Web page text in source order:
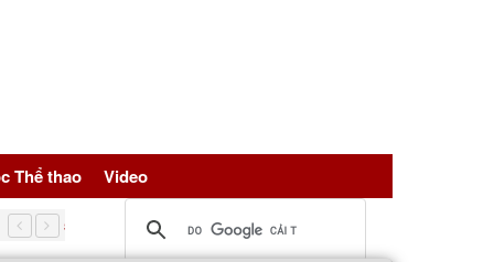
Thể thao Video
5 nguồn đạm vàng giúp trẻ hóa tế bài, bảo vệ sức khỏe toàn